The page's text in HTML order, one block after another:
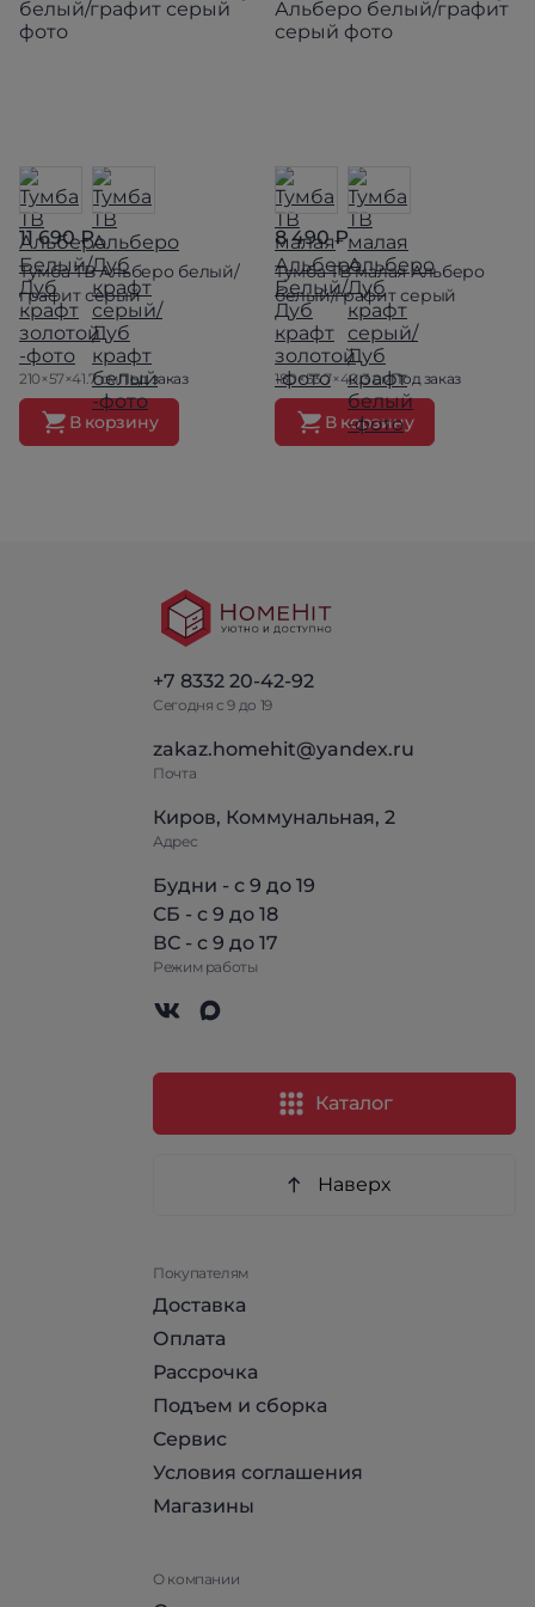
11 690 ₽
Тумба ТВ Альберо белый/
графит серый
210×57×41.7 смПод заказ
В корзину
8 490 ₽
Тумба ТВ малая Альберо
белый/графит серый
180×53.7×40.3 смПод заказ
В корзину
+7 8332 20-42-92
Сегодня с 9 до 19
zakaz.homehit@yandex.ru
Почта
Киров, Коммунальная, 2
Адрес
Будни - с 9 до 19
СБ - с 9 до 18
ВС - с 9 до 17
Режим работы
Каталог
Наверх
Покупателям
Доставка
Оплата
Рассрочка
Подъем и сборка
Сервис
Условия соглашения
Магазины
О компании